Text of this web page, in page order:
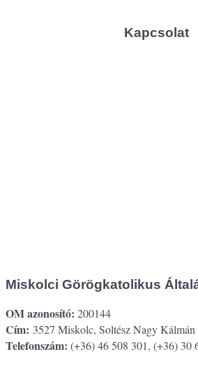
Kapcsolat
Miskolci Görögkatolikus
OM azonosító: 200144
Cím: 3527 Miskolc, Soltész Nagy Kálmán
Telefonszám: (+36) 46 508 301, (+36) 30